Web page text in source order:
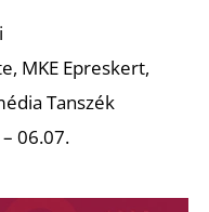
MKE Epreskert,
Tanszék
06.07.